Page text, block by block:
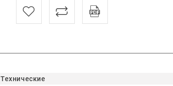
Технические